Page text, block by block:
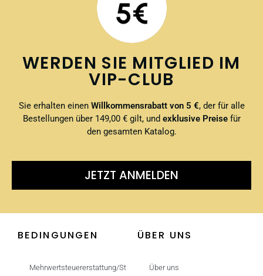
WERDEN SIE MITGLIED IM
VIP-CLUB
Sie erhalten einenWillkommensrabatt von 5 €, der für alle
Bestellungen über 149,00 € gilt, und exklusive Preisefür
den gesamten Katalog.
JETZT ANMELDEN
BEDINGUNGEN
Mehrwertsteuererstattung/Steuerfrei
ÜBER UNS
Über uns